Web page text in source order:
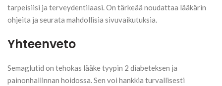
tarpeisiisi ja terveydentilaasi. On tärkeää noudattaa lääkärin
ohjeita ja seurata mahdollisia sivuvaikutuksia.
Yhteenveto
Semaglutid on tehokas lääke tyypin 2 diabeteksen ja
painonhallinnan hoidossa. Sen voi hankkia turvallisesti